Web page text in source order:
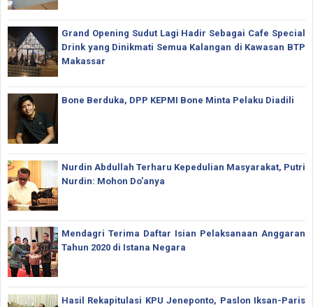
Grand Opening Sudut Lagi Hadir Sebagai Cafe Special
Drink yang Dinikmati Semua Kalangan di Kawasan BTP
Makassar
Bone Berduka, DPP KEPMI Bone Minta Pelaku Diadili
Nurdin Abdullah Terharu Kepedulian Masyarakat, Putri
Nurdin: Mohon Do'anya
Mendagri Terima Daftar Isian Pelaksanaan Anggaran
Tahun 2020 di Istana Negara
Hasil Rekapitulasi KPU Jeneponto, Paslon Iksan-Paris